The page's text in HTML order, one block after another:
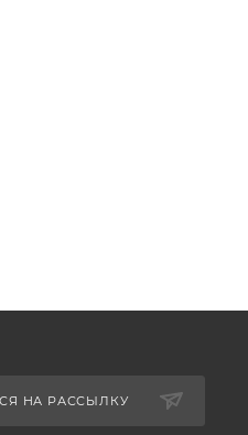
НА РАССЫЛКУ